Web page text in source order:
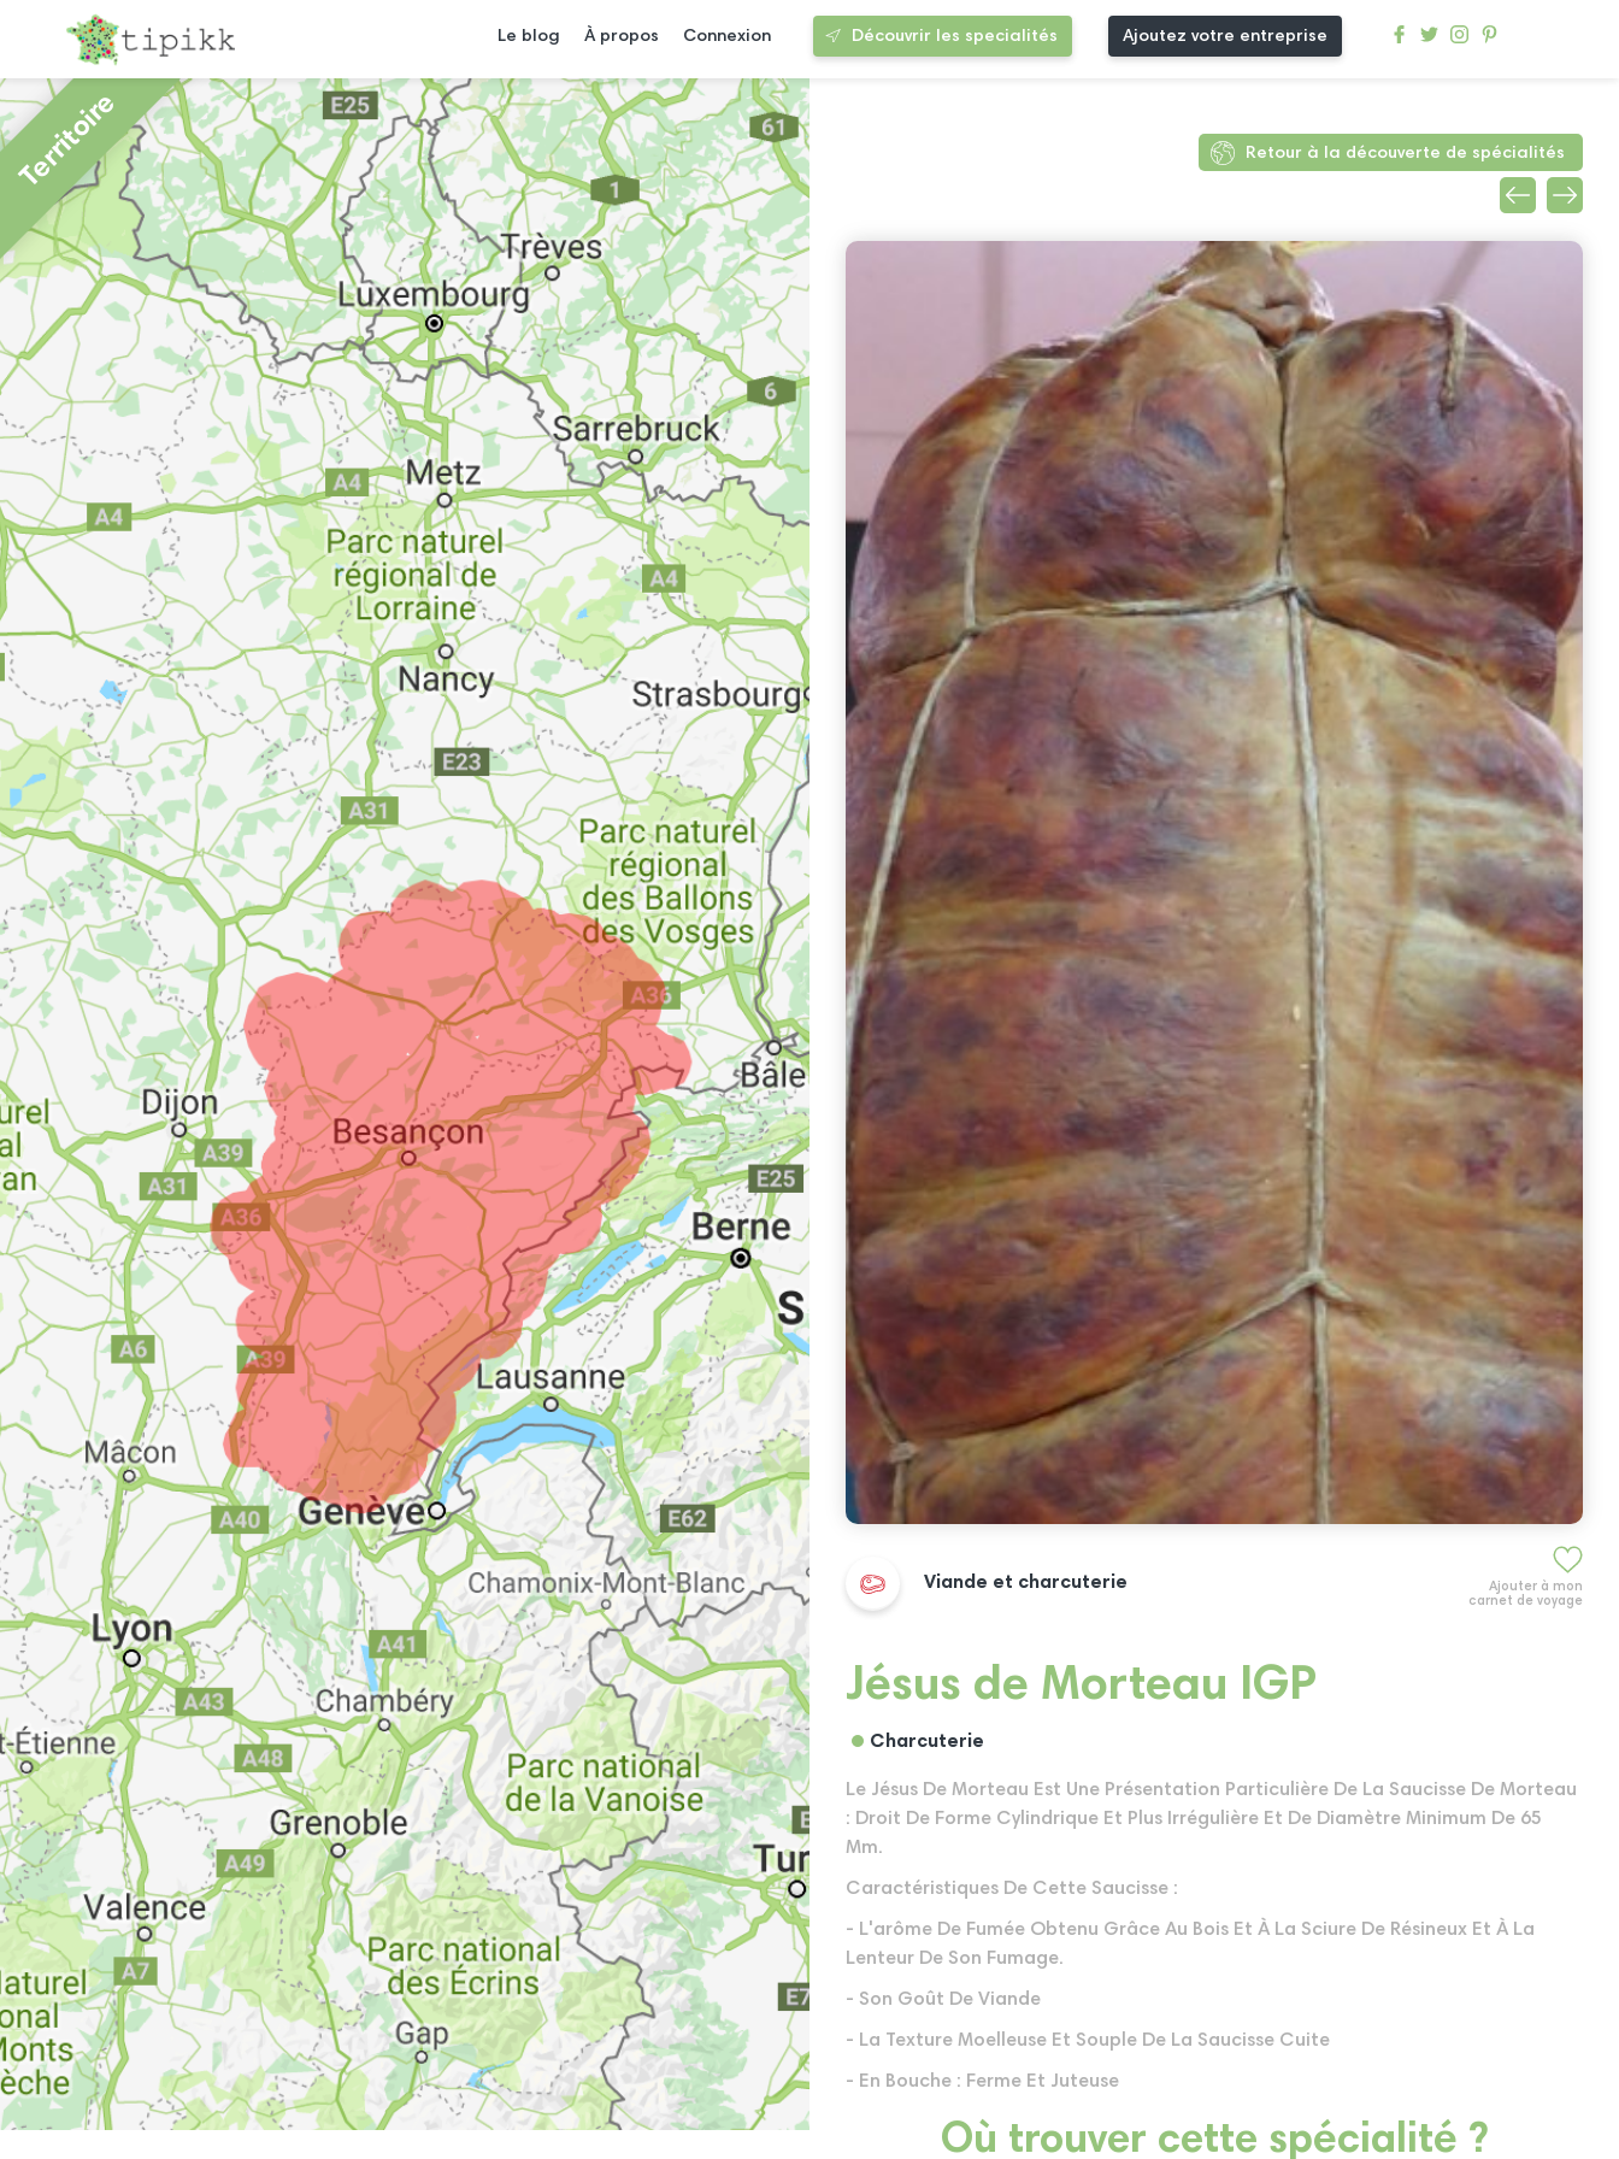
Le blog À propos Connexion Découvrir les specialités Ajoutez votre entreprise
Territoire Retour à la découverte de spécialités
Ajouter à mon
carnet de voyage
Viande et charcuterie
Jésus de Morteau IGP
Charcuterie
Le Jésus De Morteau Est Une Présentation Particulière De La Saucisse De Morteau
: Droit De Forme Cylindrique Et Plus Irrégulière Et De Diamètre Minimum De 65
Mm.
Caractéristiques De Cette Saucisse :
- L'arôme De Fumée Obtenu Grâce Au Bois Et À La Sciure De Résineux Et À La
Lenteur De Son Fumage.
- Son Goût De Viande
- La Texture Moelleuse Et Souple De La Saucisse Cuite
- En Bouche : Ferme Et Juteuse
Où trouver cette spécialité ?